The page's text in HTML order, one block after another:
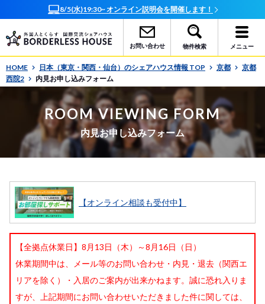
8/5(水)19:30~ オンライン説明会を開催します！
お問い合わせ 物件検索 メニュー
HOME 日本（東京・関西・仙台）のシェアハウス情報 TOP 京都
京都
西院2
内見お申し込みフォーム
ROOM VIEWING FORM
内見お申し込みフォーム
【オンライン相談も受付中】
【全拠点休業日】8月13日（木）～8月16日（日）
休業期間中は、メール等のお問い合わせ・内見・退去（関西エ
リアを除く）・入居のご案内が出来かねます。誠に恐れ入りま
すが、上記期間にお問い合わせいただきました件に関しては、